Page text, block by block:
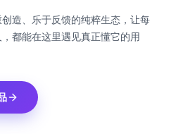
造、乐于反馈的纯粹生态，让每
都能在这里遇见真正懂它的用